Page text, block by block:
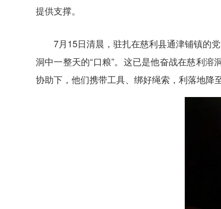
提供支撑。
7月15日清晨，驻扎在慈利县通津铺镇的
洞中一整天的“口粮”。这已是他奋战在慈利
协助下，他们携带工具、绑好绳索，利落地降